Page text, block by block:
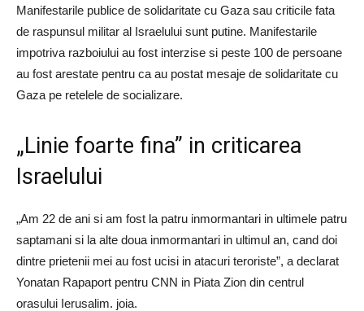
Manifestarile publice de solidaritate cu Gaza sau criticile fata
de raspunsul militar al Israelului sunt putine. Manifestarile
impotriva razboiului au fost interzise si peste 100 de persoane
au fost arestate pentru ca au postat mesaje de solidaritate cu
Gaza pe retelele de socializare.
„Linie foarte fina” in criticarea
Israelului
„Am 22 de ani si am fost la patru inmormantari in ultimele patru
saptamani si la alte doua inmormantari in ultimul an, cand doi
dintre prietenii mei au fost ucisi in atacuri teroriste”, a declarat
Yonatan Rapaport pentru CNN in Piata Zion din centrul
orasului Ierusalim. joia.